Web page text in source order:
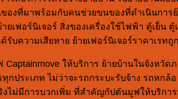
องที่มาพร้อมกับคนช่วยขนของที่ดำเนินการ
ายเฟอร์นิเจอร์ สิ่งของเครื่องใช้ไฟฟ้า ตู้เ
รับความเสียหาย ย้ายเฟอร์นิเจอร์ราคาเรทถู
Captainmove ให้บริการ ย้ายบ้านในจังห
กประเภท ไม่ว่าจะรถกระบะรับจ้าง รถหก
งไม่มีการบวกเพิ่ม ที่สำคัญกัปตันมูฟให้บริก